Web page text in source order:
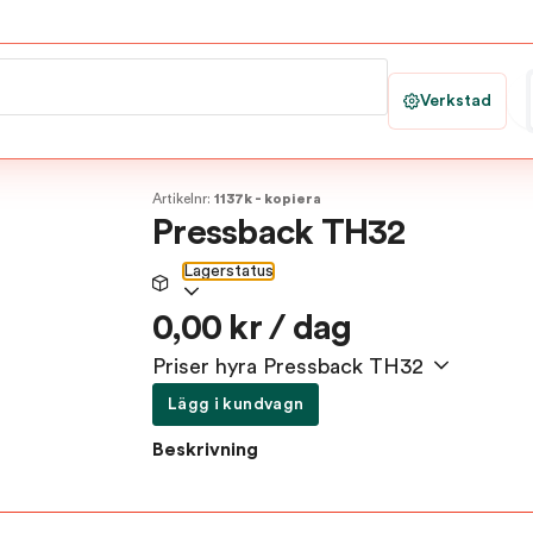
Verkstad
Artikelnr: 1137k - kopiera
Pressback TH32
Lagerstatus
0,00 kr / dag
Priser hyra Pressback TH32
Lägg i kundvagn
Beskrivning